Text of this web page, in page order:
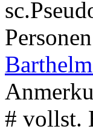
sc.
Personen
# vollst.